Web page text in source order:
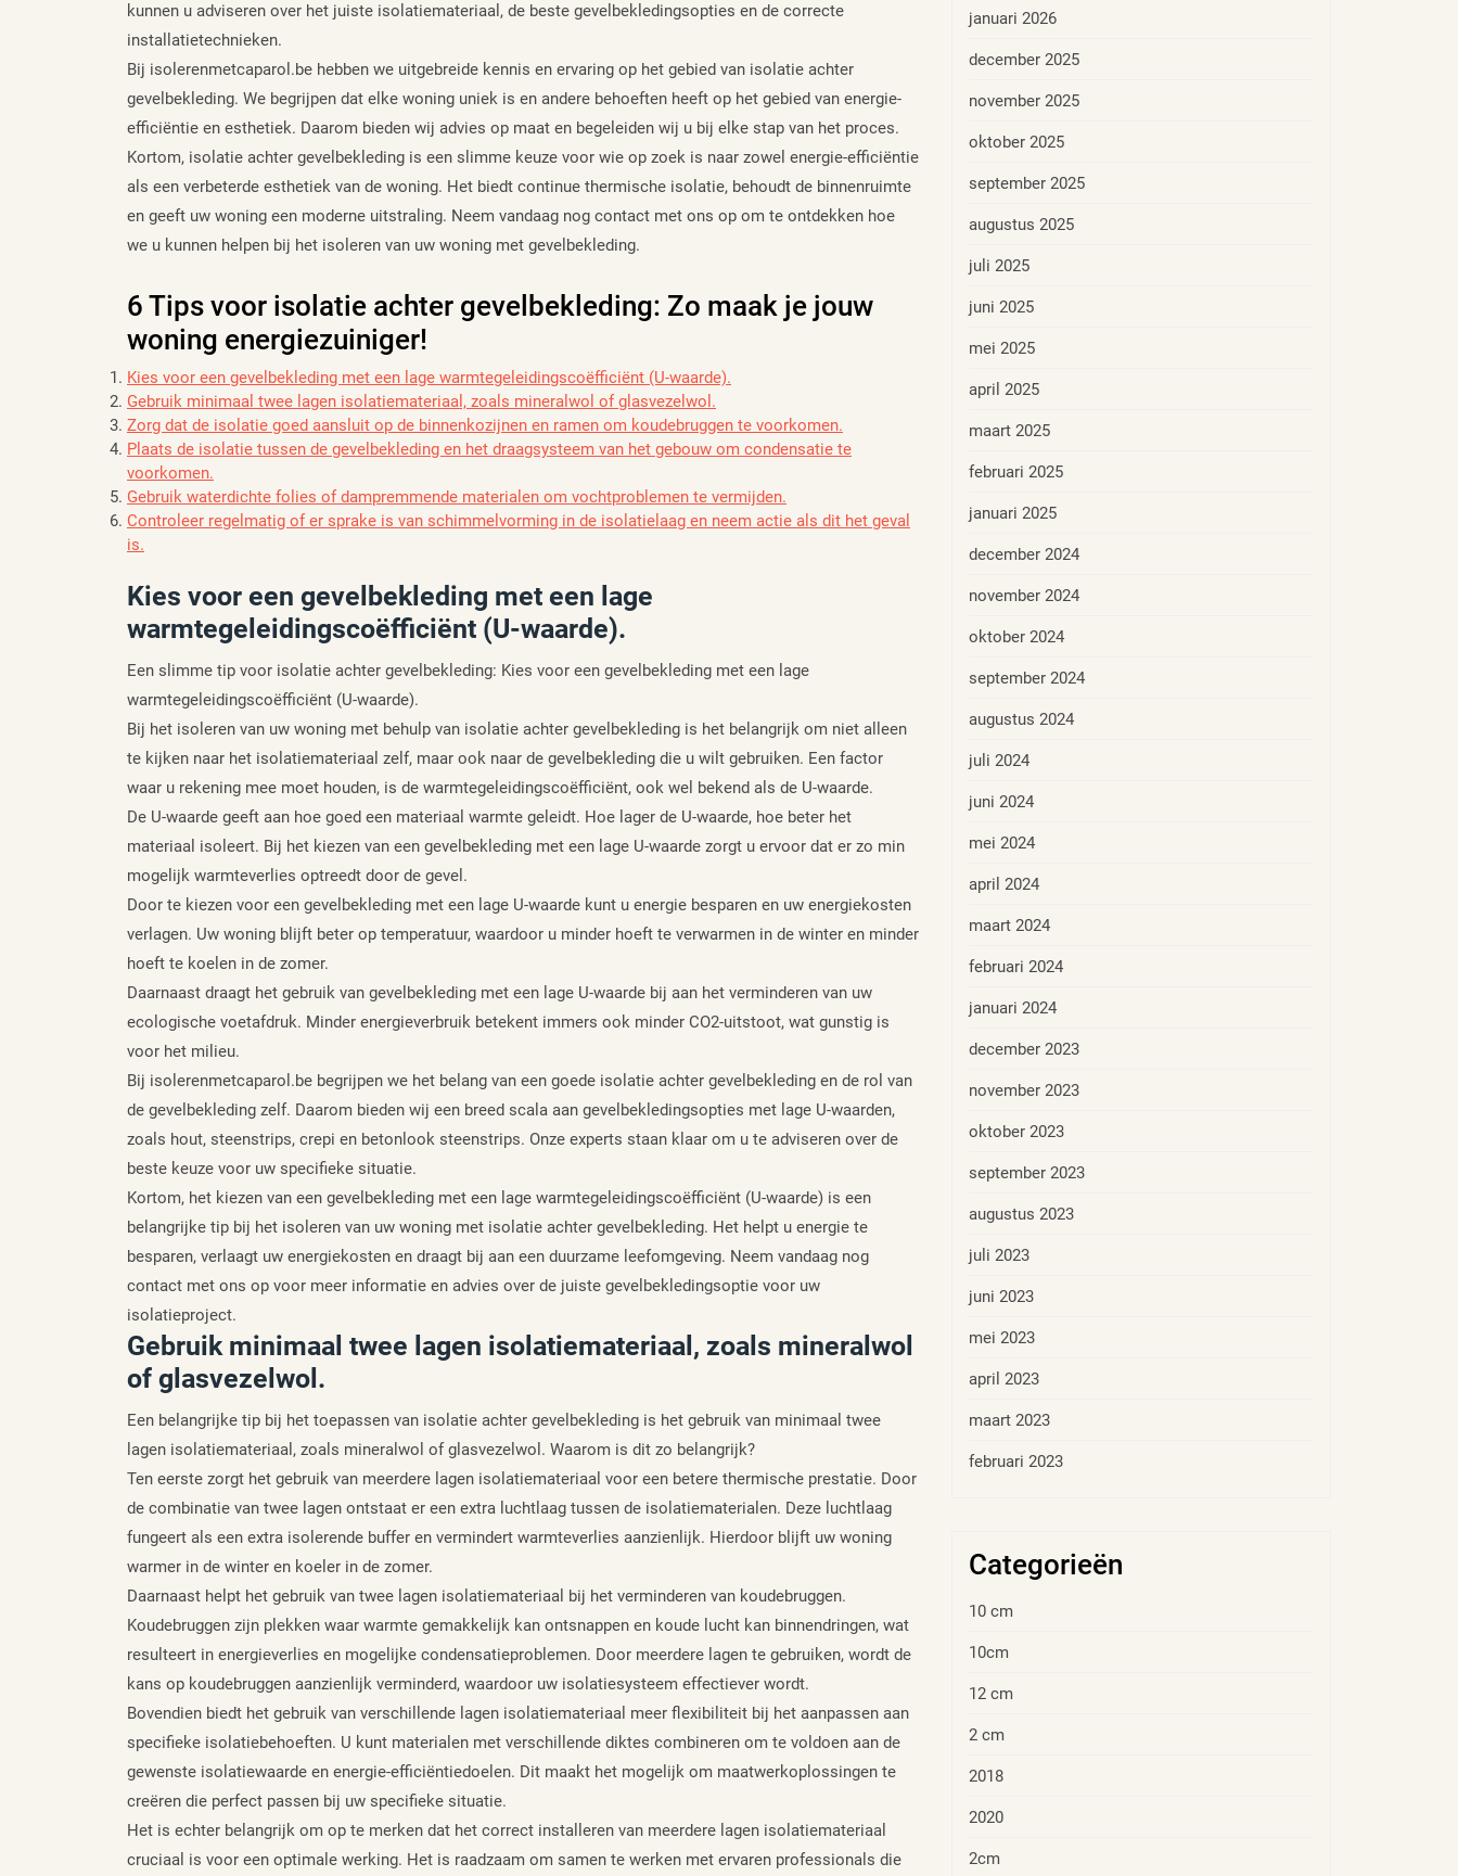
kunnen u adviseren over het juiste isolatiemateriaal, de beste gevelbekledingsopties en de correcte
installatietechnieken.
Bij isolerenmetcaparol.be hebben we uitgebreide kennis en ervaring op het gebied van isolatie achter
gevelbekleding. We begrijpen dat elke woning uniek is en andere behoeften heeft op het gebied van energie-
efficiëntie en esthetiek. Daarom bieden wij advies op maat en begeleiden wij u bij elke stap van het proces.
Kortom, isolatie achter gevelbekleding is een slimme keuze voor wie op zoek is naar zowel energie-efficiëntie
als een verbeterde esthetiek van de woning. Het biedt continue thermische isolatie, behoudt de binnenruimte
en geeft uw woning een moderne uitstraling. Neem vandaag nog contact met ons op om te ontdekken hoe
we u kunnen helpen bij het isoleren van uw woning met gevelbekleding.
6 Tips voor isolatie achter gevelbekleding: Zo maak je jouw
woning energiezuiniger!
Kies voor een gevelbekleding met een lage warmtegeleidingscoëfficiënt (U-waarde).
Gebruik minimaal twee lagen isolatiemateriaal, zoals mineralwol of glasvezelwol.
Zorg dat de isolatie goed aansluit op de binnenkozijnen en ramen om koudebruggen te voorkomen.
Plaats de isolatie tussen de gevelbekleding en het draagsysteem van het gebouw om condensatie te
voorkomen.
Gebruik waterdichte folies of dampremmende materialen om vochtproblemen te vermijden.
Controleer regelmatig of er sprake is van schimmelvorming in de isolatielaag en neem actie als dit het geval
is.
Kies voor een gevelbekleding met een lage
warmtegeleidingscoëfficiënt (U-waarde).
Een slimme tip voor isolatie achter gevelbekleding: Kies voor een gevelbekleding met een lage
warmtegeleidingscoëfficiënt (U-waarde).
Bij het isoleren van uw woning met behulp van isolatie achter gevelbekleding is het belangrijk om niet alleen
te kijken naar het isolatiemateriaal zelf, maar ook naar de gevelbekleding die u wilt gebruiken. Een factor
waar u rekening mee moet houden, is de warmtegeleidingscoëfficiënt, ook wel bekend als de U-waarde.
De U-waarde geeft aan hoe goed een materiaal warmte geleidt. Hoe lager de U-waarde, hoe beter het
materiaal isoleert. Bij het kiezen van een gevelbekleding met een lage U-waarde zorgt u ervoor dat er zo min
mogelijk warmteverlies optreedt door de gevel.
Door te kiezen voor een gevelbekleding met een lage U-waarde kunt u energie besparen en uw energiekosten
verlagen. Uw woning blijft beter op temperatuur, waardoor u minder hoeft te verwarmen in de winter en minder
hoeft te koelen in de zomer.
Daarnaast draagt het gebruik van gevelbekleding met een lage U-waarde bij aan het verminderen van uw
ecologische voetafdruk. Minder energieverbruik betekent immers ook minder CO2-uitstoot, wat gunstig is
voor het milieu.
Bij isolerenmetcaparol.be begrijpen we het belang van een goede isolatie achter gevelbekleding en de rol van
de gevelbekleding zelf. Daarom bieden wij een breed scala aan gevelbekledingsopties met lage U-waarden,
zoals hout, steenstrips, crepi en betonlook steenstrips. Onze experts staan klaar om u te adviseren over de
beste keuze voor uw specifieke situatie.
Kortom, het kiezen van een gevelbekleding met een lage warmtegeleidingscoëfficiënt (U-waarde) is een
belangrijke tip bij het isoleren van uw woning met isolatie achter gevelbekleding. Het helpt u energie te
besparen, verlaagt uw energiekosten en draagt bij aan een duurzame leefomgeving. Neem vandaag nog
contact met ons op voor meer informatie en advies over de juiste gevelbekledingsoptie voor uw
isolatieproject.
Gebruik minimaal twee lagen isolatiemateriaal, zoals mineralwol
of glasvezelwol.
Een belangrijke tip bij het toepassen van isolatie achter gevelbekleding is het gebruik van minimaal twee
lagen isolatiemateriaal, zoals mineralwol of glasvezelwol. Waarom is dit zo belangrijk?
Ten eerste zorgt het gebruik van meerdere lagen isolatiemateriaal voor een betere thermische prestatie. Door
de combinatie van twee lagen ontstaat er een extra luchtlaag tussen de isolatiematerialen. Deze luchtlaag
fungeert als een extra isolerende buffer en vermindert warmteverlies aanzienlijk. Hierdoor blijft uw woning
warmer in de winter en koeler in de zomer.
Daarnaast helpt het gebruik van twee lagen isolatiemateriaal bij het verminderen van koudebruggen.
Koudebruggen zijn plekken waar warmte gemakkelijk kan ontsnappen en koude lucht kan binnendringen, wat
resulteert in energieverlies en mogelijke condensatieproblemen. Door meerdere lagen te gebruiken, wordt de
kans op koudebruggen aanzienlijk verminderd, waardoor uw isolatiesysteem effectiever wordt.
Bovendien biedt het gebruik van verschillende lagen isolatiemateriaal meer flexibiliteit bij het aanpassen aan
specifieke isolatiebehoeften. U kunt materialen met verschillende diktes combineren om te voldoen aan de
gewenste isolatiewaarde en energie-efficiëntiedoelen. Dit maakt het mogelijk om maatwerkoplossingen te
creëren die perfect passen bij uw specifieke situatie.
Het is echter belangrijk om op te merken dat het correct installeren van meerdere lagen isolatiemateriaal
cruciaal is voor een optimale werking. Het is raadzaam om samen te werken met ervaren professionals die
januari 2026
december 2025
november 2025
oktober 2025
september 2025
augustus 2025
juli 2025
juni 2025
mei 2025
april 2025
maart 2025
februari 2025
januari 2025
december 2024
november 2024
oktober 2024
september 2024
augustus 2024
juli 2024
juni 2024
mei 2024
april 2024
maart 2024
februari 2024
januari 2024
december 2023
november 2023
oktober 2023
september 2023
augustus 2023
juli 2023
juni 2023
mei 2023
april 2023
maart 2023
februari 2023
Categorieën
10 cm
10cm
12 cm
2 cm
2018
2020
2cm